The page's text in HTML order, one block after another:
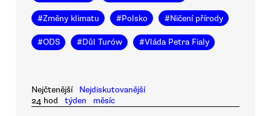
#Změny klimatu #Polsko #Ničení přírody
#ODS #Důl Turów #Vláda Petra Fialy
Nejčtenější
Nejdiskutovanější
24 hod
týden měsíc